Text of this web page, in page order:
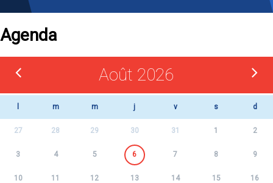
Agenda
Août 2026
m m j v s d
27 28 29 30 31 1 2
3 4 5 6 7 8 9
10 11 12 13 14 15 16